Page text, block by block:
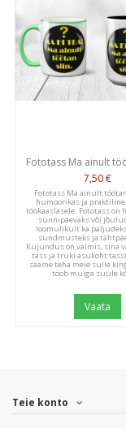
Fototass Ma ainult
7,50 €
Fototass Ma ainult
humoorikas ja
töökaaslasele. Fototass on
sünnipäevaks või
loomulikult ka
sündmusteks ja
Kujundus on valmis, sina
tass ja trüki asukoht
saame teha meie sulle
toob muige suule
Vaata
Teie konto